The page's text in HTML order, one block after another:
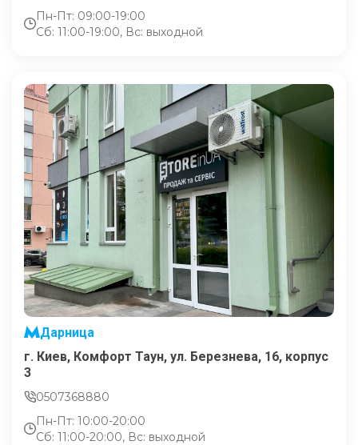
Пн-Пт: 09:00-19:00
Сб: 11:00-19:00, Вс: выходной
Дарница
г. Киев, Комфорт Таун, ул. Березнева, 16, корпус
3
0507368880
Пн-Пт: 10:00-20:00
Сб: 11:00-20:00, Вс: выходной